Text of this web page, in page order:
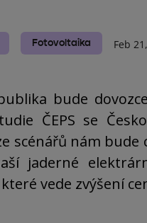
Fotovoltaika Feb
bude
ČEPS se
scénářů nám
jaderné
vede zvýšení